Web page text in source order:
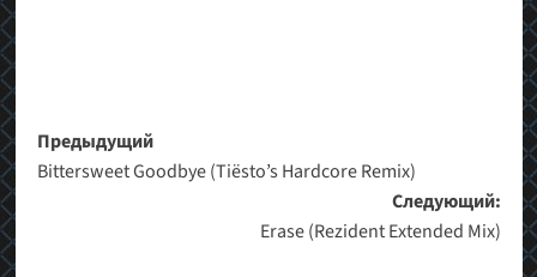
Навигация
записи
Предыдущий
Bittersweet Goodbye (Tiësto’s Hardcore Remix)
Следующий:
Erase (Rezident Extended Mix)